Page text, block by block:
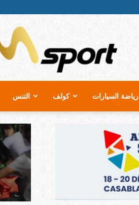
MSport.ma
التنس كولف رياضة السيارات